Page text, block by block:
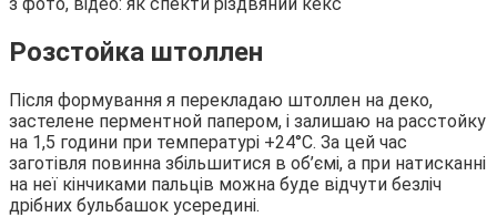
Розстойка штоллен
Після формування я перекладаю штоллен на деко,
застелене перментной папером, і залишаю на расстойку
на 1,5 години при температурі +24°С. За цей час
заготівля повинна збільшитися в об’ємі, а при натисканні
на неї кінчиками пальців можна буде відчути безліч
дрібних бульбашок усередині.